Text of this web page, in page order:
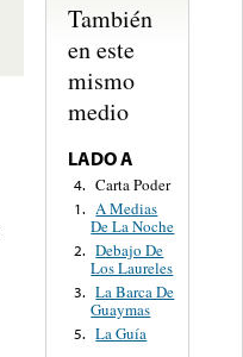
También
en este
mismo
medio
LADO A
4. Carta Poder
1. A Medias
De La Noche
2. Debajo De
Los Laureles
3. La Barca De
Guaymas
5. La Guía